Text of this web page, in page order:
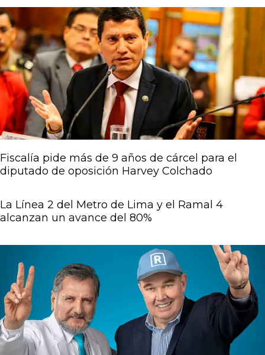
Fiscalía pide más de 9 años de cárcel para el
diputado de oposición Harvey Colchado
La Línea 2 del Metro de Lima y el Ramal 4
alcanzan un avance del 80%